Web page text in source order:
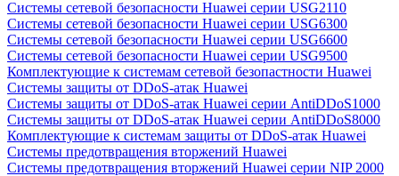
Системы сетевой безопасности Huawei серии USG2110
Системы сетевой безопасности Huawei серии USG6300
Системы сетевой безопасности Huawei серии USG6600
Системы сетевой безопасности Huawei серии USG9500
Комплектующие к системам сетевой безопастности Huawei
Системы защиты от DDoS-атак Huawei
Системы защиты от DDoS-атак Huawei серии AntiDDoS1000
Системы защиты от DDoS-атак Huawei серии AntiDDoS8000
Комплектующие к системам защиты от DDoS-атак Huawei
Системы предотвращения вторжений Huawei
Системы предотвращения вторжений Huawei серии NIP 2000